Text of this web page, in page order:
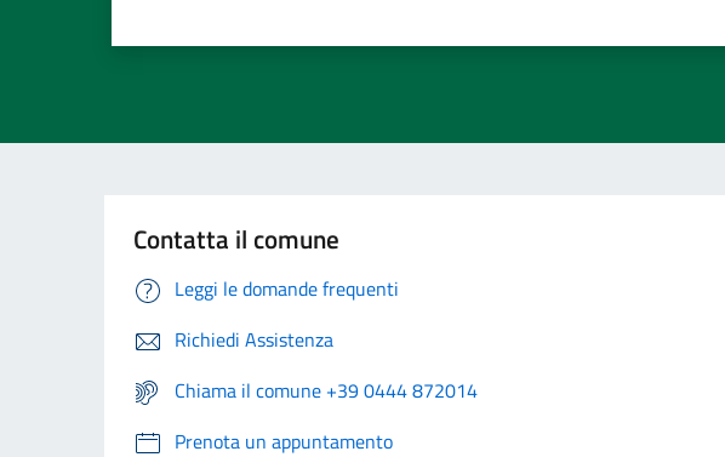
Contatta il comune
Leggi le domande frequenti
Richiedi Assistenza
Chiama il comune +39 0444 872014
Prenota un appuntamento